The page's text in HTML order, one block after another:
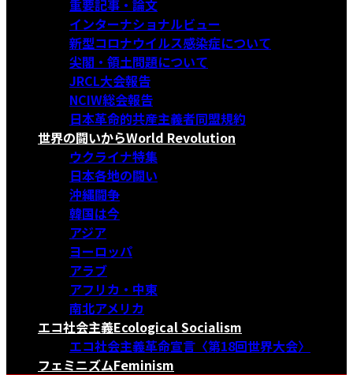
重要記事・論文
インターナショナルビュー
新型コロナウイルス感染症について
尖閣・領土問題について
JRCL大会報告
NCIW総会報告
日本革命的共産主義者同盟規約
世界の闘いからWorld Revolution
ウクライナ特集
日本各地の闘い
沖縄闘争
韓国は今
アジア
ヨーロッパ
アラブ
アフリカ・中東
南北アメリカ
エコ社会主義Ecological Socialism
エコ社会主義革命宣言〈第18回世界大会〉
フェミニズムFeminism